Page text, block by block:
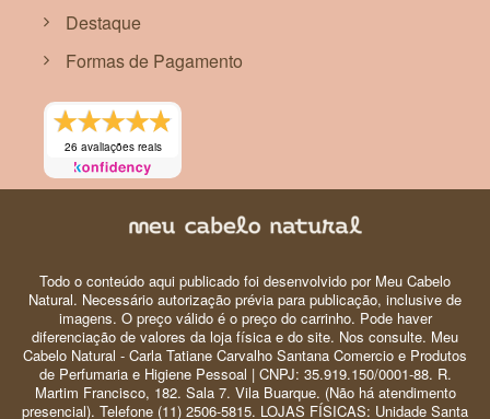
Destaque
Formas de Pagamento
26 avaliações reais
Todo o conteúdo aqui publicado foi desenvolvido por Meu Cabelo
Natural. Necessário autorização prévia para publicação, inclusive de
imagens. O preço válido é o preço do carrinho. Pode haver
diferenciação de valores da loja física e do site. Nos consulte. Meu
Cabelo Natural - Carla Tatiane Carvalho Santana Comercio e Produtos
de Perfumaria e Higiene Pessoal | CNPJ: 35.919.150/0001-88. R.
Martim Francisco, 182. Sala 7. Vila Buarque. (Não há atendimento
presencial). Telefone (11) 2506-5815. LOJAS FÍSICAS: Unidade Santa